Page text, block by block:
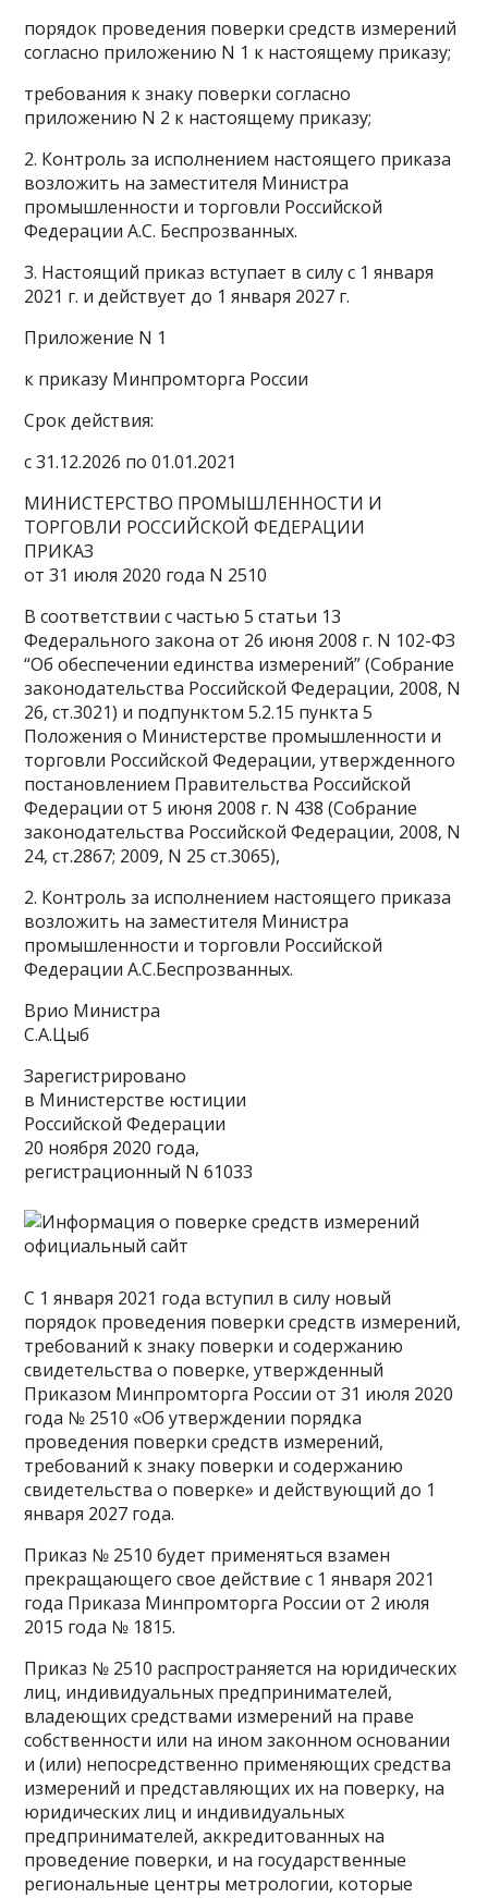
порядок проведения поверки средств измерений
согласно приложению N 1 к настоящему приказу;
требования к знаку поверки согласно
приложению N 2 к настоящему приказу;
2. Контроль за исполнением настоящего приказа
возложить на заместителя Министра
промышленности и торговли Российской
Федерации А.С. Беспрозванных.
3. Настоящий приказ вступает в силу с 1 января
2021 г. и действует до 1 января 2027 г.
Приложение N 1
к приказу Минпромторга России
Срок действия:
с 31.12.2026 по 01.01.2021
МИНИСТЕРСТВО ПРОМЫШЛЕННОСТИ И
ТОРГОВЛИ РОССИЙСКОЙ ФЕДЕРАЦИИ
ПРИКАЗ
от 31 июля 2020 года N 2510
В соответствии с частью 5 статьи 13
Федерального закона от 26 июня 2008 г. N 102-ФЗ
“Об обеспечении единства измерений” (Собрание
законодательства Российской Федерации, 2008, N
26, ст.3021) и подпунктом 5.2.15 пункта 5
Положения о Министерстве промышленности и
торговли Российской Федерации, утвержденного
постановлением Правительства Российской
Федерации от 5 июня 2008 г. N 438 (Собрание
законодательства Российской Федерации, 2008, N
24, ст.2867; 2009, N 25 ст.3065),
2. Контроль за исполнением настоящего приказа
возложить на заместителя Министра
промышленности и торговли Российской
Федерации А.С.Беспрозванных.
Врио Министра
С.А.Цыб
Зарегистрировано
в Министерстве юстиции
Российской Федерации
20 ноября 2020 года,
регистрационный N 61033
С 1 января 2021 года вступил в силу новый
порядок проведения поверки средств измерений,
требований к знаку поверки и содержанию
свидетельства о поверке, утвержденный
Приказом Минпромторга России от 31 июля 2020
года № 2510 «Об утверждении порядка
проведения поверки средств измерений,
требований к знаку поверки и содержанию
свидетельства о поверке» и действующий до 1
января 2027 года.
Приказ № 2510 будет применяться взамен
прекращающего свое действие с 1 января 2021
года Приказа Минпромторга России от 2 июля
2015 года № 1815.
Приказ № 2510 распространяется на юридических
лиц, индивидуальных предпринимателей,
владеющих средствами измерений на праве
собственности или на ином законном основании
и (или) непосредственно применяющих средства
измерений и представляющих их на поверку, на
юридических лиц и индивидуальных
предпринимателей, аккредитованных на
проведение поверки, и на государственные
региональные центры метрологии, которые